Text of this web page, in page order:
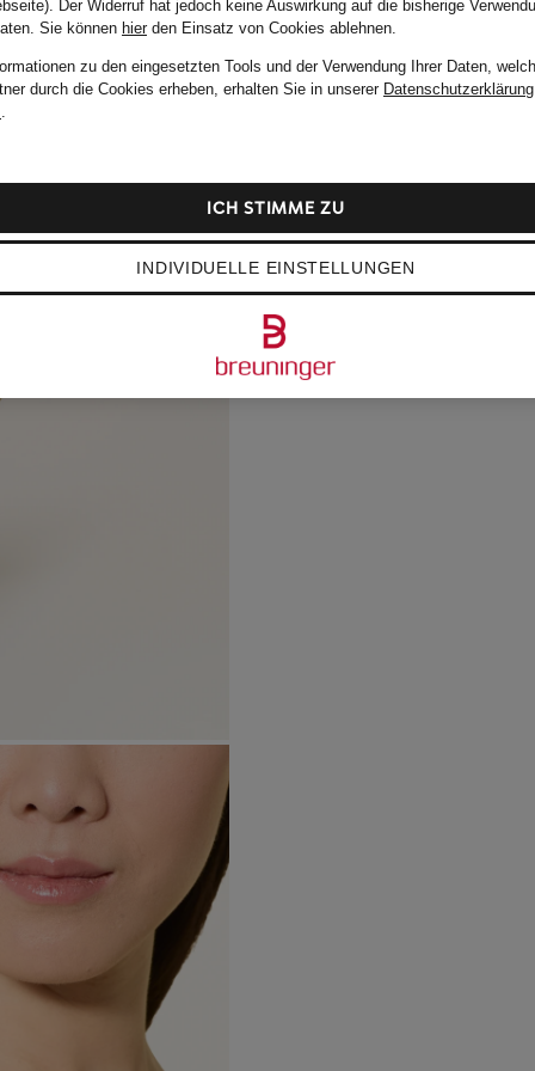
Der Widerruf hat jedoch keine Auswirkung auf die bisherige
Sie können hierden Einsatz von Cookies ablehnen.
zu den eingesetzten Tools und der Verwendung Ihrer Daten,
durch die Cookies erheben, erhalten Sie in unserer Datenschutzerklärung
.
INDIVIDUELLE EINSTELLUNGEN
ICH STIMME ZU